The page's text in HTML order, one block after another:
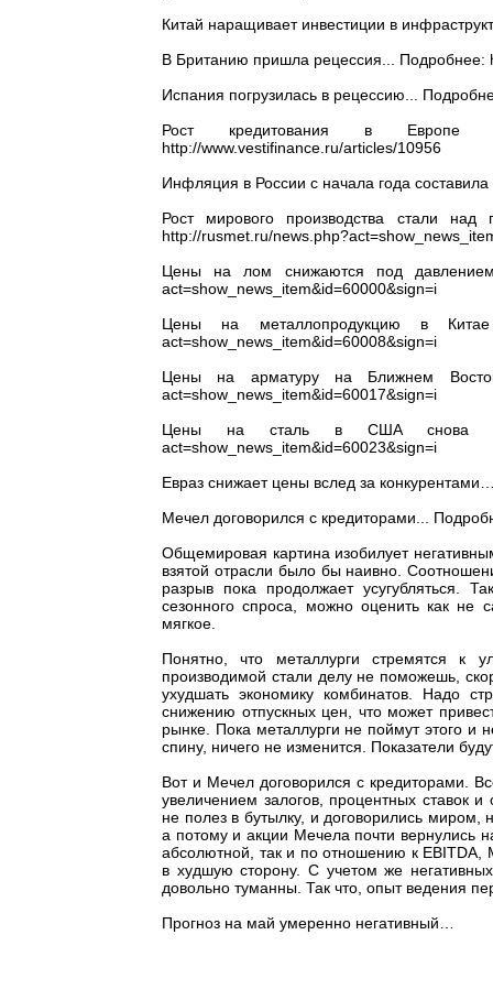
Китай наращивает инвестиции в
В Британию пришла рецессия... Подробнее:
Испания погрузилась в рецессию...
Рост кредитования в Европе
http://www.vestifinance.ru/articles/10956
Инфляция в России с начала года
Рост мирового производства стали
http://rusmet.ru/
Цены на лом снижаются под давлением
act=show_news_item&id=60000&sign=i
Цены на металлопродукцию в Китае
act=show_news_item&id=60008&sign=i
Цены на арматуру на Ближнем
act=show_news_item&id=60017&sign=i
Цены на сталь в США снова
act=show_news_item&id=60023&sign=i
Евраз снижает цены вслед за
Мечел договорился с кредиторами...
Общемировая картина изобилует
взятой отрасли было бы наивно.
разрыв пока продолжает усугубляться.
сезонного спроса, можно оценить как не
мягкое.
Понятно, что металлурги стремятся к
производимой стали делу не поможешь,
ухудшать экономику комбинатов. Надо
снижению отпускных цен, что может
рынке. Пока металлурги не поймут этого и
спину, ничего не изменится. Показатели
Вот и Мечел договорился с кредиторами.
увеличением залогов, процентных ставок
не полез в бутылку, и договорились
а потому и акции Мечела почти вернулись
абсолютной, так и по отношению к EBITDA,
в худшую сторону. С учетом же
довольно туманны. Так что, опыт ведения
Прогноз на май умеренно негативный…